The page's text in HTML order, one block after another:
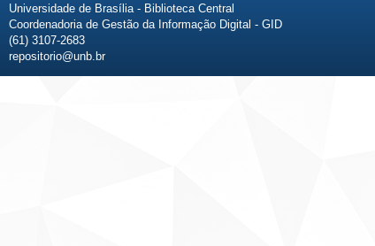
Universidade de Brasília - Biblioteca Central
Coordenadoria de Gestão da Informação Digital - GID
(61) 3107-2683
repositorio@unb.br